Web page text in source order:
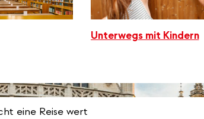
Unterwegs mit Kindern
eine Reise wert